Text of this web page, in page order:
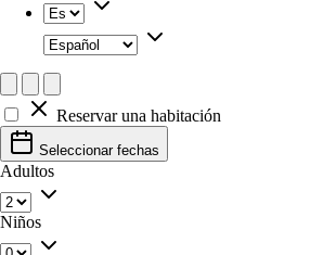
Reservar una habitación
Seleccionar fechas
Adultos
Niños